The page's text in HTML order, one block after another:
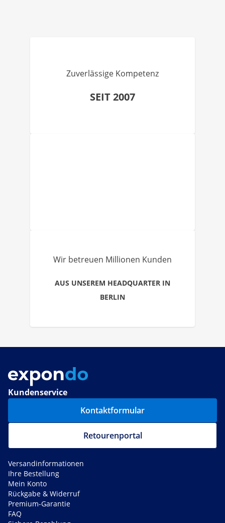
Zuverlässige Kompetenz
SEIT 2007
Wir betreuen Millionen Kunden
AUS UNSEREM HEADQUARTER IN
BERLIN
Kundenservice
Kontaktformular
Retourenportal
Versandinformationen
Ihre Bestellung
Mein Konto
Rückgabe & Widerruf
Premium-Garantie
FAQ